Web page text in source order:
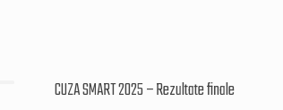
CUZA SMART 2025 – Rezultate finale